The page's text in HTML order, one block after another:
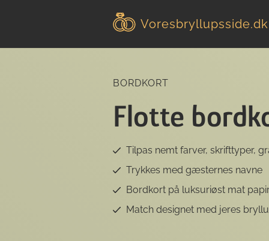
Voresbryllupsside.dk
BORDKORT
Flotte
Tilpas nemt farver, skrifttyper,
Trykkes med gæsternes navne
Bordkort på luksuriøst mat
Match designet med jeres